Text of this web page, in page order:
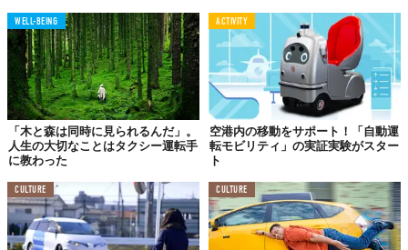
WELL-BEING
「木と森は同時に見られるんだ」。
人生の大切なことはタクシー運転手
に教わった
ACTIVITY
空港内の移動をサポート！「自動運
転モビリティ」の実証実験がスター
ト
CULTURE CULTURE